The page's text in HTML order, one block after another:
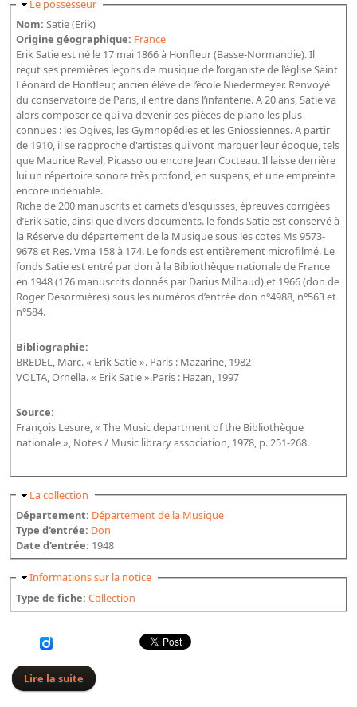
Bibliographie historique de la Bibliothèque nationale de
France
Dictionnaire de la BnF
Dictionnaire BnF : recherche avancée
Dictionnaire BnF : index
Dictionnaire des fonds spéciaux et des principales collections et
provenances
Recherche de fonds, collections et provenances
L'histoire de la BnF en objets
Explorer
Organigrammes de la bibliothèque
Rapports d'activité de la Bibliothèque
Répertoire des catalogues d'expositions
Répertoire des catalogues
Répertoire des manuscrits du XXe siècle
Publications
Ouvrages et documents sur la BnF numérisés dans Gallica
Revue de la Bibliothèque nationale de France
Directeurs de la Bibliothèque nationale du XIVe siècle à nos jours
Listes et biographies des directeurs de départements
Implantations de la Bibliothèque nationale de France
Le fil de l'histoire (frise chonologique)
Richelieu, Bibliothèques - Musée - Galeries
Masquer
Le possesseur
Nom:Satie (Erik)
Origine géographique: France
Erik Satie est né le 17 mai 1866 à Honfleur (Basse-Normandie). Il
reçut ses premières leçons de musique de l’organiste de l’église Saint
Léonard de Honfleur, ancien élève de l’école Niedermeyer. Renvoyé
du conservatoire de Paris, il entre dans l’infanterie. A 20 ans, Satie va
alors composer ce qui va devenir ses pièces de piano les plus
connues : les Ogives, les Gymnopédies et les Gniossiennes. A partir
de 1910, il se rapproche d'artistes qui vont marquer leur époque, tels
que Maurice Ravel, Picasso ou encore Jean Cocteau. Il laisse derrière
lui un répertoire sonore très profond, en suspens, et une empreinte
encore indéniable.
Riche de 200 manuscrits et carnets d'esquisses, épreuves corrigées
d’Erik Satie, ainsi que divers documents. le fonds Satie est conservé à
la Réserve du département de la Musique sous les cotes Ms 9573-
9678 et Res. Vma 158 à 174. Le fonds est entièrement microfilmé. Le
fonds Satie est entré par don à la Bibliothèque nationale de France
en 1948 (176 manuscrits donnés par Darius Milhaud) et 1966 (don de
Roger Désormières) sous les numéros d’entrée don n°4988, n°563 et
n°584.
Bibliographie:
BREDEL, Marc. « Erik Satie ». Paris : Mazarine, 1982
VOLTA, Ornella. « Erik Satie ».Paris : Hazan, 1997
Source:
François Lesure, « The Music department of the Bibliothèque
nationale », Notes / Music library association, 1978, p. 251-268.
Masquer
La collection
Département: Département de la Musique
Type d'entrée: Don
Date d'entrée: 1948
Masquer
Informations sur la notice
Type de fiche:Collection
Lire la suite de Satie (Erik)